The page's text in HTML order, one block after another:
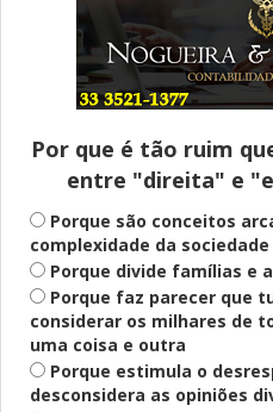
Entenda
Pix Pensão
e como
Saúde Mental
Plataforma
mental para
Definido
PT lança
ao governo
Por que é tão ruim
entre "direita" e
Porque são conceitos
complexidade da
Porque divide famílias e
Porque faz parecer que
considerar os milhares de
uma coisa e outra
Porque estimula o
desconsidera as opiniões